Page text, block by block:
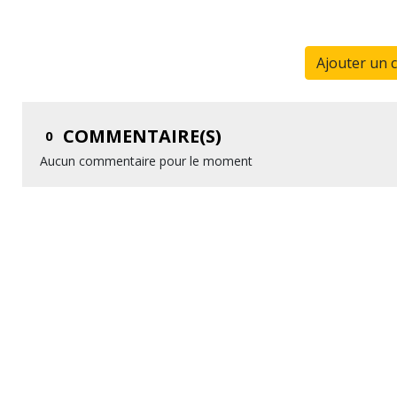
Ajouter un
0 COMMENTAIRE(S)
Aucun commentaire pour le moment